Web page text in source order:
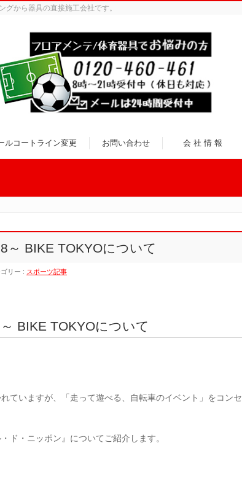
から器具の直接施工会社です。
ルコートライン変更 お問い合わせ 会 社 情 報
～ BIKE TOKYOについて
リー : スポーツ記事
BIKE TOKYOについて
ていますが、「走って遊べる、自転車のイベント」をコンセ
ド・ニッポン』についてご紹介します。